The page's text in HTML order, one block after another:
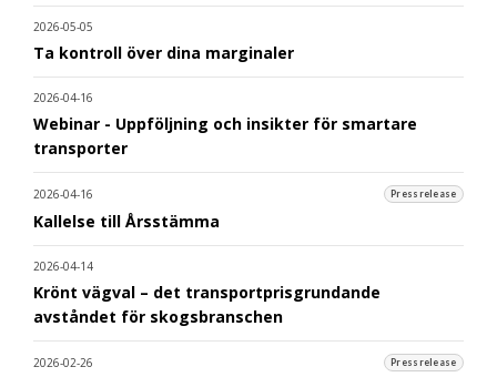
2026-05-05
Ta kontroll över dina marginaler
2026-04-16
Webinar - Uppföljning och insikter för smartare
transporter
2026-04-16 Pressrelease
Kallelse till Årsstämma
2026-04-14
Krönt vägval – det transportprisgrundande
avståndet för skogsbranschen
2026-02-26 Pressrelease